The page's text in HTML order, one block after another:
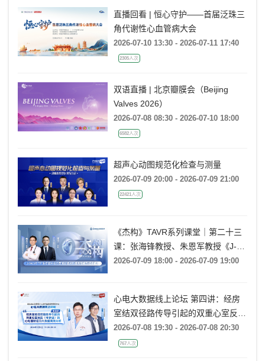
直播回看 | 恒心守护——首届泛珠三
角代谢性心血管病大会
2026-07-10 13:30 - 2026-07-11 17:40
2305人次
双语直播 | 北京瓣膜会（Beijing
Valves 2026）
2026-07-08 08:30 - 2026-07-10 18:00
6582人次
超声心动图规范化检查与测量
2026-07-09 20:00 - 2026-07-09 21:00
22421人次
《杰构》TAVR系列课堂｜第二十三
课：张海锋教授、朱恩军教授《J-
VALVE TF 治疗超大左心室流出道
2026-07-09 18:00 - 2026-07-09 19:00
心电大数据线上论坛 第四讲：经房
室结双径路传导引起的双重心室反应
(非折返)的心电图特征及大数据案例
分析
2026-07-08 19:30 - 2026-07-08 20:30
767人次